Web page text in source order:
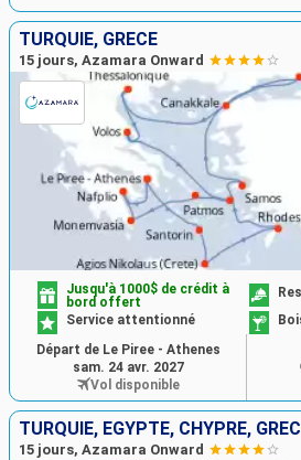
TURQUIE, GRÈCE
15 jours, Azamara Onward
Jusqu'à 1000$ de crédit à
bord offert
Service attentionné
Départ de Le Piree - Athenes
sam. 24 avr. 2027
Vol disponible
TURQUIE, EGYPTE, CHYPRE,
15 jours, Azamara Onward